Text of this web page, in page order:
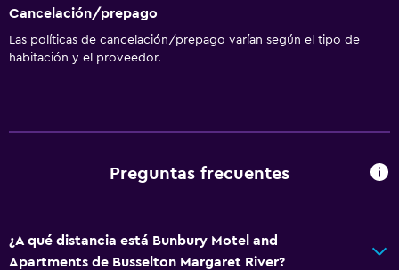
Gel de ducha
Microondas
Cancelación/prepago
Las políticas de cancelación/prepago varían según el tipo de
habitación y el proveedor.
Preguntas frecuentes
¿A qué distancia está Bunbury Motel and
Apartments de Busselton Margaret River?